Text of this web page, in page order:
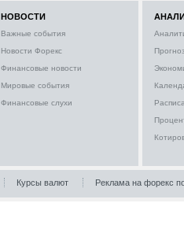
НОВОСТИ
Важные события
Новости Форекс
Финансовые новости
Мировые события
Финансовые слухи
Курсы валют Реклама на форекс